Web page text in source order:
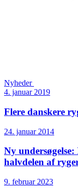
Nyheder
4. januar 2019
Flere danskere
24. januar 2014
Ny
halvdelen af
9. februar 2023